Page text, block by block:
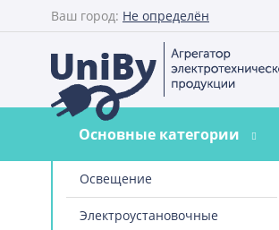
Ваш город: Не определён
Основные категории
Освещение
Электроустановочные